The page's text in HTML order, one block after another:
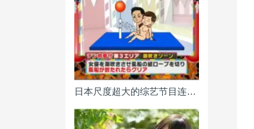
日本尺度超大的综艺节目连主持人都大喊“玩这么大可以吗”